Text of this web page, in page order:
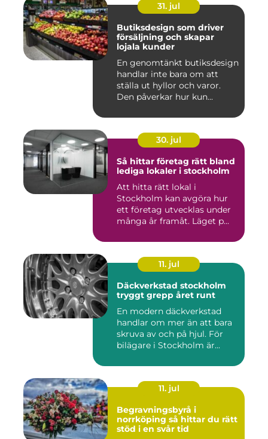
31. jul
Butiksdesign som driver
försäljning och skapar
lojala kunder
En genomtänkt butiksdesign
handlar inte bara om att
ställa ut hyllor och varor.
Den påverkar hur kun...
30. jul
Så hittar företag rätt bland
lediga lokaler i stockholm
Att hitta rätt lokal i
Stockholm kan avgöra hur
ett företag utvecklas under
många år framåt. Läget p...
11. jul
Däckverkstad stockholm
tryggt grepp året runt
En modern däckverkstad
handlar om mer än att bara
skruva av och på hjul. För
bilägare i Stockholm är...
11. jul
Begravningsbyrå i
norrköping så hittar du rätt
stöd i en svår tid